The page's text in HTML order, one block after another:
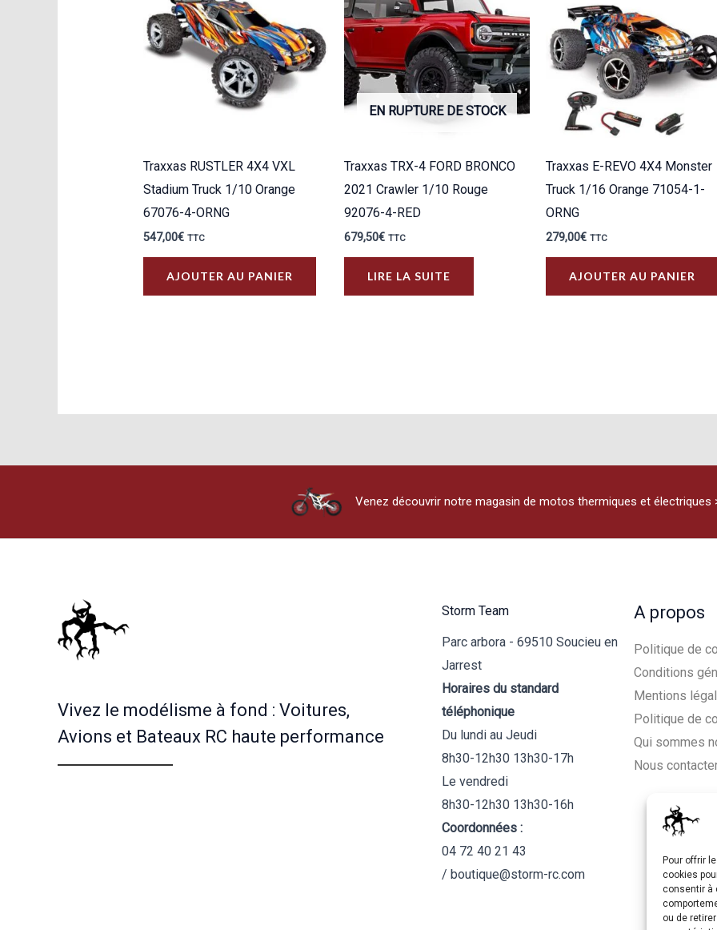
Pour offrir
cookies
consentir à
ou de
Traxxas RUSTLER 4X4 VXL
Stadium Truck 1/10 Orange
67076-4-ORNG
547,00€ TTC
AJOUTER AU PANIER
EN RUPTURE DE STOCK
Traxxas TRX-4 FORD BRONCO
2021 Crawler 1/10 Rouge
92076-4-RED
679,50€ TTC
LIRE LA SUITE
Traxxas E-REVO 4X4 Monster
Truck 1/16 Orange 71054-1-
ORNG
279,00€ TTC
AJOUTER AU PANIER
Venez découvrir notre magasin de motos thermiques et électriques
Vivez le modélisme à fond : Voitures,
Avions et Bateaux RC haute performance
Storm Team
Parc arbora - 69510 Soucieu en
Jarrest
Horaires du standard
téléphonique
Du lundi au Jeudi
8h30-12h30 13h30-17h
Le vendredi
8h30-12h30 13h30-16h
Coordonnées :
04 72 40 21 43
/ boutique@storm-rc.com
A propos
Politique de
Conditions
Mentions
Politique de
Qui sommes
Nous